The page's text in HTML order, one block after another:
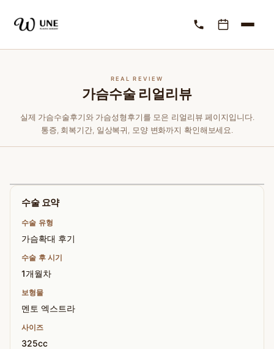
REAL REVIEW
가슴수술 리얼리뷰
실제 가슴수술후기와 가슴성형후기를 모은 리얼리뷰 페이지입니다.
통증, 회복기간, 일상복귀, 모양 변화까지 확인해보세요.
수술 요약
수술 유형
가슴확대 후기
수술 후 시기
1개월차
보형물
멘토 엑스트라
사이즈
325cc